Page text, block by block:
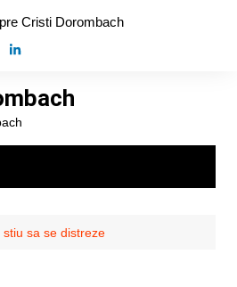
Cristi Dorombach
stiu sa se distreze